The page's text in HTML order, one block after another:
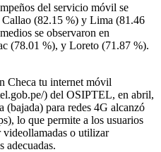
del servicio móvil se
(82.15 %) y Lima (81.46
se observaron en
(78.01 %), y Loreto (71.87 %).
Checa tu internet móvil
) del OSIPTEL, en abril,
(bajada) para redes 4G alcanzó
lo que permite a los usuarios
videollamadas o utilizar
adecuadas.